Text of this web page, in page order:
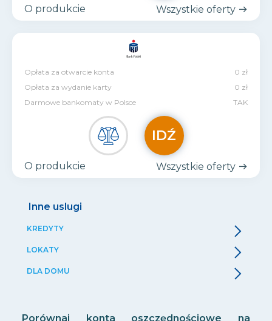
O produkcie Wszystkie oferty
Opłata za otwarcie konta
0 zł
Opłata za wydanie karty
0 zł
Darmowe bankomaty w Polsce
TAK
IDŹ
O produkcie Wszystkie oferty
Inne uslugi
KREDYTY
LOKATY
DLA DOMU
Porównaj konta oszczędnościowe na